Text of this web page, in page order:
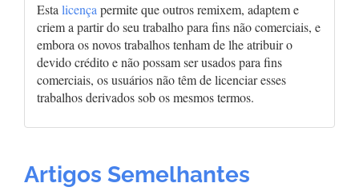
Estalicençapermite que outros remixem, adaptem e
criem a partir do seu trabalho para fins não comerciais, e
embora os novos trabalhos tenham de lhe atribuir o
devido crédito e não possam ser usados para fins
comerciais, os usuários não têm de licenciar esses
trabalhos derivados sob os mesmos termos.
Artigos Semelhantes